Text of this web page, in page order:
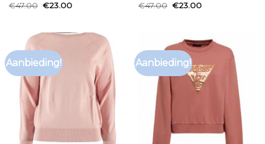
€47.00 €23.00
€47.00 €23.00
Aanbieding! Aanbieding!